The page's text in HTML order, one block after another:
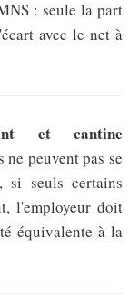
: seule la part
avec le net à
et cantine
ne peuvent pas se
si seuls certains
l'employeur doit
équivalente à la